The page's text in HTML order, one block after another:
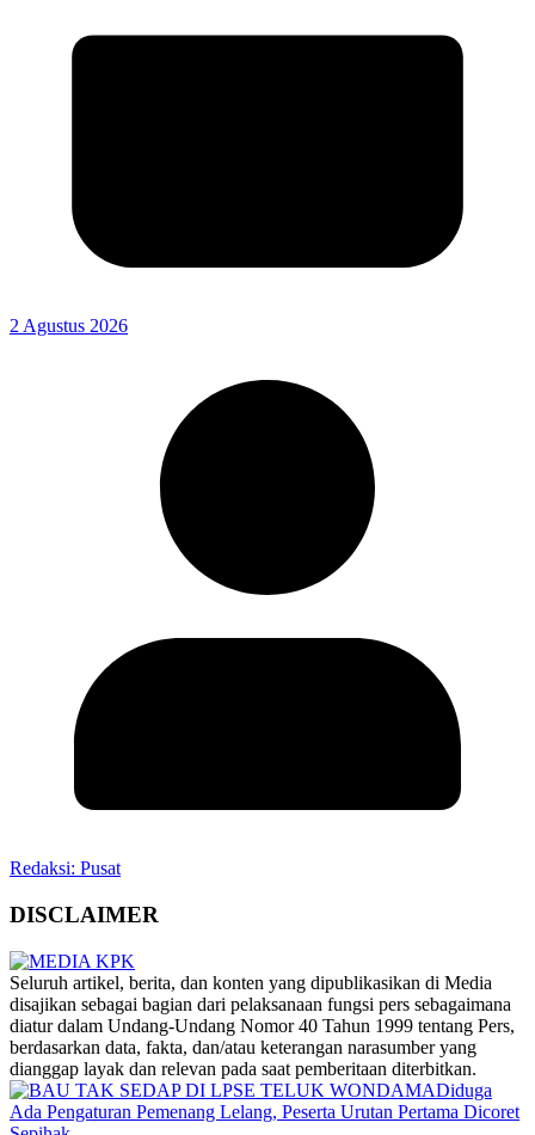
2 Agustus 2026
Redaksi: Pusat
DISCLAIMER
‎Seluruh artikel, berita, dan konten yang dipublikasikan di Media
disajikan sebagai bagian dari pelaksanaan fungsi pers sebagaimana
diatur dalam Undang-Undang Nomor 40 Tahun 1999 tentang Pers,
berdasarkan data, fakta, dan/atau keterangan narasumber yang
dianggap layak dan relevan pada saat pemberitaan diterbitkan.